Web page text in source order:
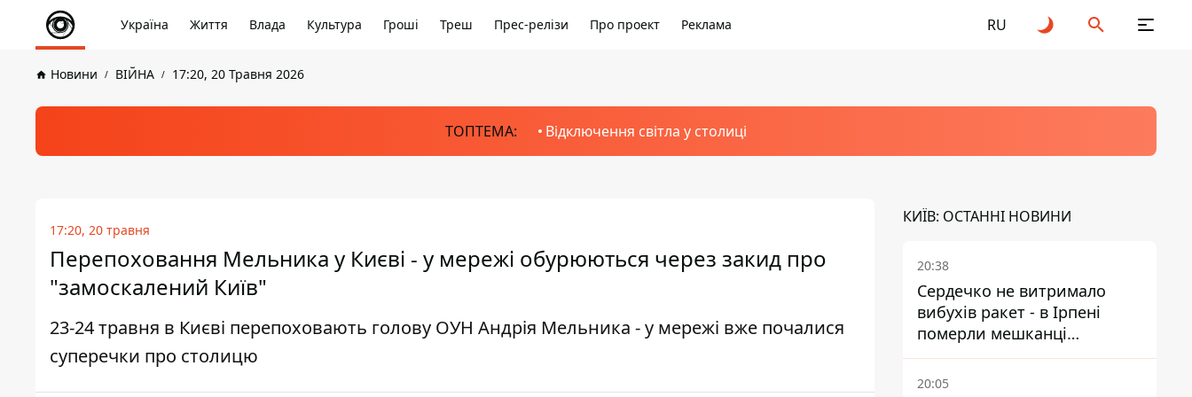
Україна Життя Влада Культура Гроші Треш Прес-релізи Про проект Реклама RU
Новини ВІЙНА 17:20, 20 Травня 2026
ТОПТЕМА: Відключення світла у столиці
17:20, 20 травня
Перепоховання Мельника у Києві - у мережі обурюються через закид про
"замоскалений Київ"
23-24 травня в Києві перепоховають голову ОУН Андрія Мельника - у мережі вже почалися
суперечки про столицю
КИЇВ: ОСТАННІ НОВИНИ
20:38
Сердечко не витримало
вибухів ракет - в Ірпені
померли мешканці
притулку для собак з
інвалідністю
20:05